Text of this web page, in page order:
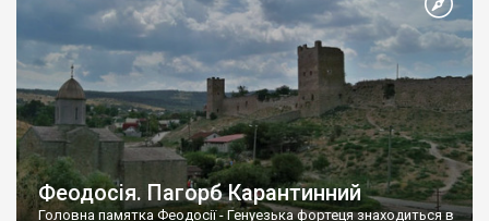
Феодосія. Пагорб Карантинний
Головна памятка Феодосії - Генуезька фортеця знаходиться в